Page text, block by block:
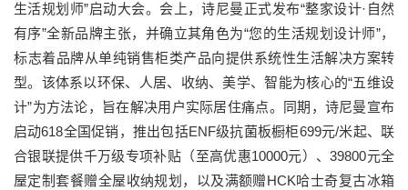
生活规划师”启动大会。会上，诗尼曼正式发布“整家设计·自然
有序”全新品牌主张，并确立其角色为“您的生活规划设计师”，
标志着品牌从单纯销售柜类产品向提供系统性生活解决方案转
型。该体系以环保、人居、收纳、美学、智能为核心的“五维设
计”为方法论，旨在解决用户实际居住痛点。同期，诗尼曼宣布
启动618全国促销，推出包括ENF级抗菌板橱柜699元/米起、联
合银联提供千万级专项补贴（至高优惠10000元）、39800元全
屋定制套餐赠全屋收纳规划，以及满额赠HCK哈士奇复古冰箱